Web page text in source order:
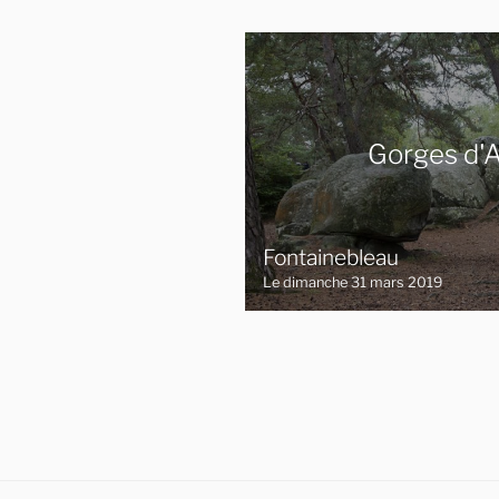
Gorges
Fontainebleau
Le dimanche 31 mars 2019